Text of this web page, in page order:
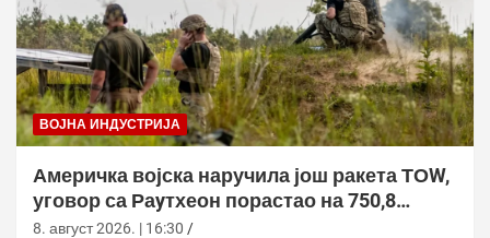
ВОЈНА ИНДУСТРИЈА
Америчка војска наручила још ракета ТОW,
уговор са Раyтхеон порастао на 750,8
милиона долара
8. август 2026. | 16:30